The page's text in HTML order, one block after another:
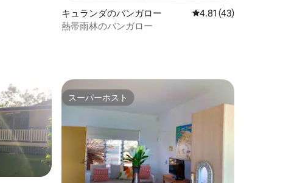
キュランダのバンガロー レビュー43件、5つ
4.81 (43)
熱帯雨林のバンガロー
スーパーホスト
スーパーホスト